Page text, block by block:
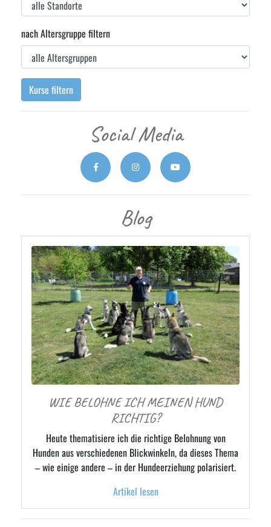
nach Altersgruppe filtern
Kurse filtern
Social Media
Blog
WIE BELOHNE ICH MEINEN HUND
RICHTIG?
Heute thematisiere ich die richtige Belohnung von
Hunden aus verschiedenen Blickwinkeln, da dieses Thema
– wie einige andere – in der Hundeerziehung polarisiert.
Artikel lesen